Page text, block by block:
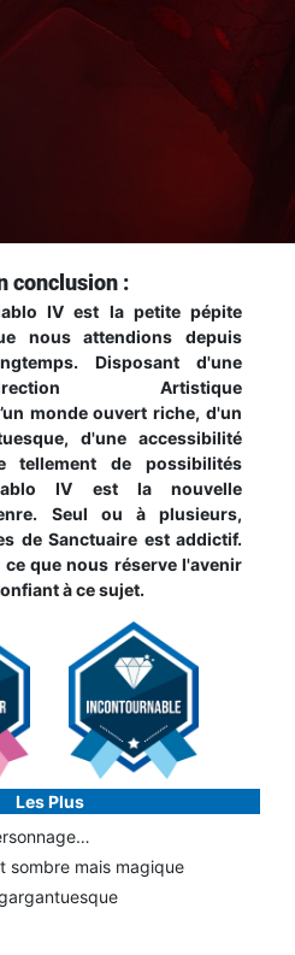
conclusion :
IV est la petite pépite
nous attendions depuis
Disposant d'une
Artistique
monde ouvert riche, d'un
d'une accessibilité
tellement de possibilités
IV est la nouvelle
Seul ou à plusieurs,
de Sanctuaire est addictif.
ce que nous réserve l'avenir
à ce sujet.
Les Plus
sombre mais magique